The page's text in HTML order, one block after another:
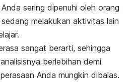
sering dipenuhi oleh orang
melakukan aktivitas lain
sangat berarti, sehingga
berlebihan demi
Anda mungkin dibalas.